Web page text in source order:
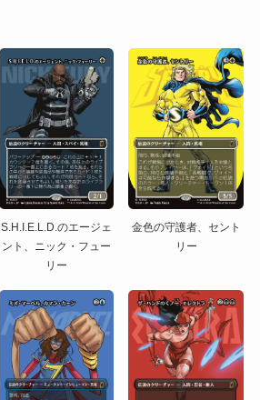
S.H.I.E.L.D.のエージェ
ント、ニック・フュー
リー
金色の守護者、セント
リー